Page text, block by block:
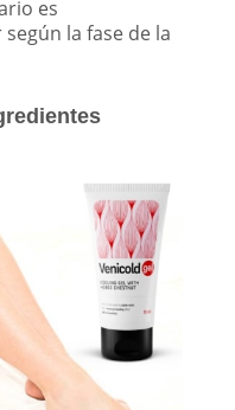
es
la fase de la